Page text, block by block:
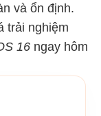
và ổn định.
trải nghiệm
16 ngay hôm